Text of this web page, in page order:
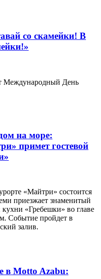
со скамейки! В
Международный День
на море:
примет гостевой
«Майтри» состоится
приезжает знаменитый
кухни «Гребешки» во главе
Событие пройдет в
залив.
в Motto Azabu: